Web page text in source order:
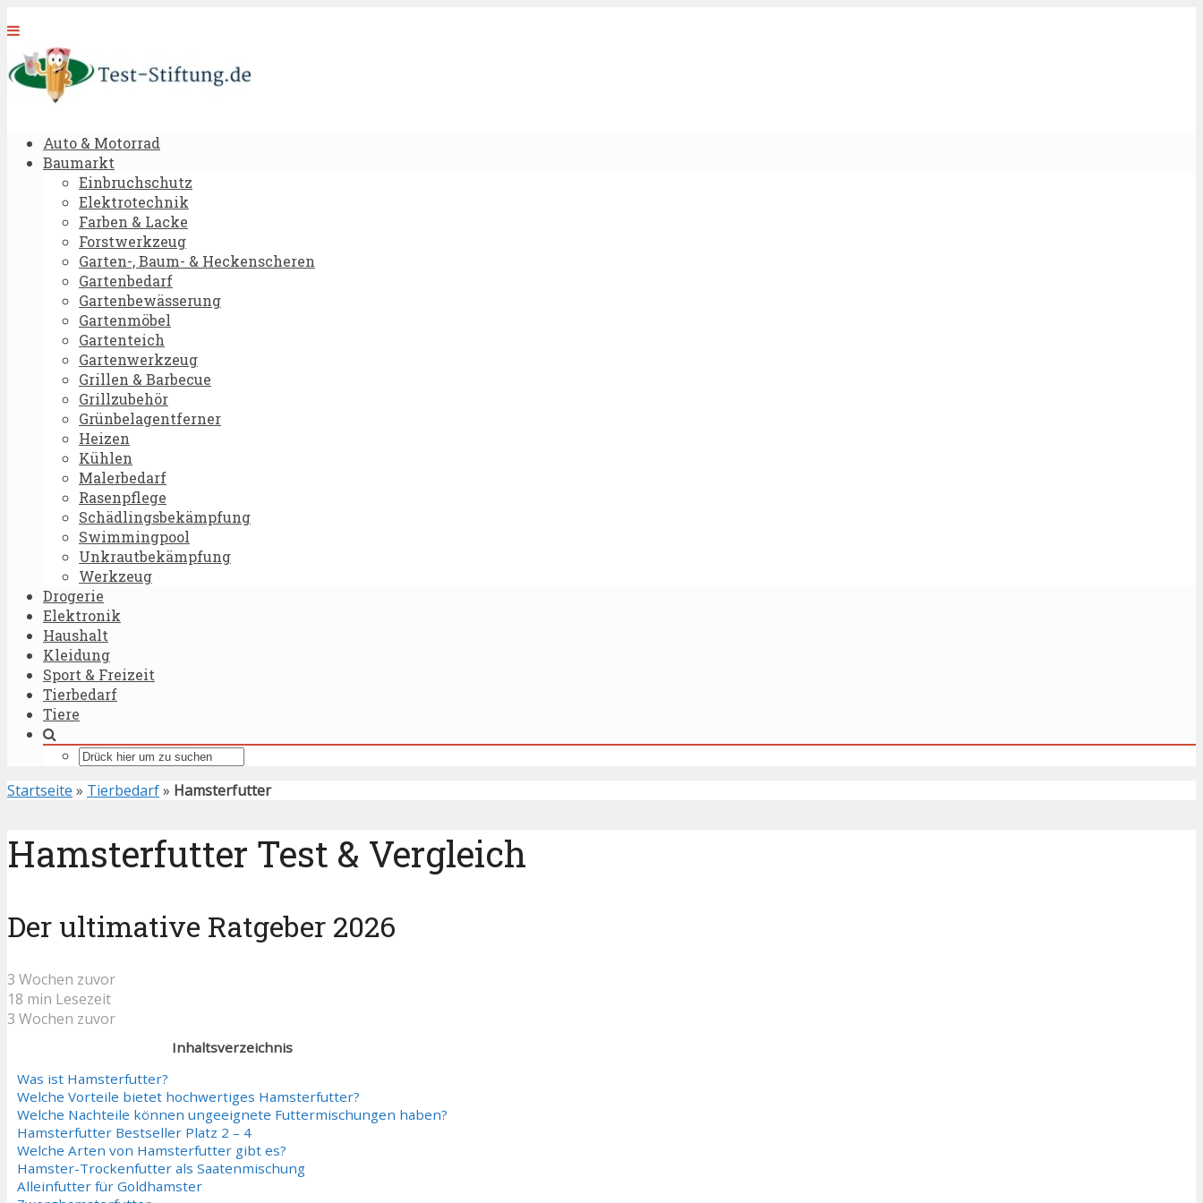
Auto & Motorrad
Baumarkt
Einbruchschutz
Elektrotechnik
Farben & Lacke
Forstwerkzeug
Garten-, Baum- & Heckenscheren
Gartenbedarf
Gartenbewässerung
Gartenmöbel
Gartenteich
Gartenwerkzeug
Grillen & Barbecue
Grillzubehör
Grünbelagentferner
Heizen
Kühlen
Malerbedarf
Rasenpflege
Schädlingsbekämpfung
Swimmingpool
Unkrautbekämpfung
Werkzeug
Drogerie
Elektronik
Haushalt
Kleidung
Sport & Freizeit
Tierbedarf
Tiere
Startseite » Tierbedarf» Hamsterfutter
Hamsterfutter Test & Vergleich
Der ultimative Ratgeber 2026
3 Wochen zuvor
18 min Lesezeit
3 Wochen zuvor
Inhaltsverzeichnis
Was ist Hamsterfutter?
Welche Vorteile bietet hochwertiges Hamsterfutter?
Welche Nachteile können ungeeignete Futtermischungen haben?
Hamsterfutter Bestseller Platz 2 – 4
Welche Arten von Hamsterfutter gibt es?
Hamster-Trockenfutter als Saatenmischung
Alleinfutter für Goldhamster